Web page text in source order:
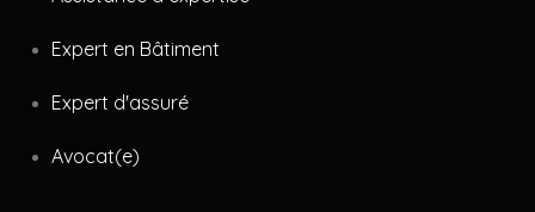
Expert en Bâtiment
Expert d'assuré
Avocat(e)